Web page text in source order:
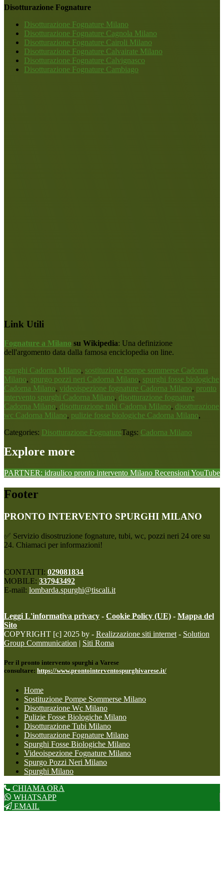
Disotturazione Fognature
Disotturazione Fognature Milano
Disotturazione Fognature Cagnola Milano
Disotturazione Fognature Cairoli Milano
Disotturazione Fognature Calvairate Milano
Disotturazione Fognature Calvignasco
Disotturazione Fognature Cambiago
Link Utili
Fognature a Milano su Wikipedia: Una definizione
dell'argomento data dalla famosa enciclopedia on line.
spurghi Cadorna Milano, sostituzione pompe sommerse Cadorna
Milano, spurgo pozzi neri Cadorna Milano, spurghi fosse biologiche
Cadorna Milano, videoispezione fognature Cadorna Milano, pronto
intervento spurghi Cadorna Milano, disotturazione fognature
Cadorna Milano, disotturazione tubi Cadorna Milano, disotturazione
wc Cadorna Milano, pulizie fosse biologiche Cadorna Milano,
Categories: Disotturazione FognatureTags: Cadorna Milano
Explore more
PARTNER: idraulico pronto intervento Milano Recensioni YouTube
Footer
PRONTO INTERVENTO SPURGHI MILANO
✅ Servizio disostruzione fognature, tubi, wc, pozzi neri 24 ore su
24. Chiamaci per informazioni!
CONTATTI: 029081834
MOBILE: 337943492
E-mail: lombarda.spurghi@tiscali.it
Leggi L'informativa privacy - Cookie Policy (UE) - Mappa del
Sito
COPYRIGHT [c] 2025 by - Realizzazione siti internet - Solution
Group Communication | Siti Roma
Per il pronto intervento spurghi a Varese
consultare: https://www.prontointerventospurghivarese.it/
Home
Sostituzione Pompe Sommerse Milano
Disotturazione Wc Milano
Pulizie Fosse Biologiche Milano
Disotturazione Tubi Milano
Disotturazione Fognature Milano
Spurghi Fosse Biologiche Milano
Videoispezione Fognature Milano
Spurgo Pozzi Neri Milano
Spurghi Milano
CHIAMA ORA
WHATSAPP
EMAIL